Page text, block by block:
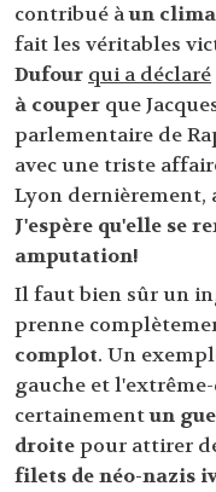
contribué àun
fait les véritables
Dufour qui a déclaré
à couper que
parlementaire de
avec une triste
Lyon dernièrement,
J'espère qu'elle se
amputation!
Il faut bien sûr un
prenne
complot. Un
gauche et
certainementun
droitepour attirer
filets de néo-nazis